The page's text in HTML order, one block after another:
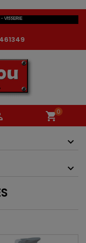
shopping_cart0